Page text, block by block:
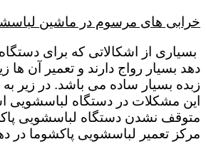
خرابی های مرسوم در ماشین
بسیاری از اشکالاتی که برای
دهد بسیار رواج دارند و تعمیر آن
زبده بسیار ساده می باشد. در زیر
این مشکلات در دستگاه لباسشویی
متوقف نشدن دستگاه لباسشویی
مرکز تعمیر لباسشویی پاکشوما در